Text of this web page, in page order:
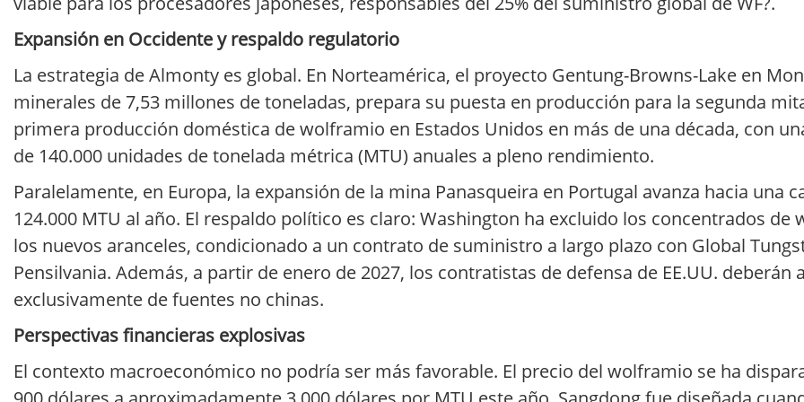
Expansión en Occidente y respaldo regulatorio
La estrategia de Almonty es global. En Norteamérica, el proyecto Gentung-Browns-Lake en
minerales de 7,53 millones de toneladas, prepara su puesta en producción para la segunda
primera producción doméstica de wolframio en Estados Unidos en más de una década, con
de 140.000 unidades de tonelada métrica (MTU) anuales a pleno rendimiento.
Paralelamente, en Europa, la expansión de la mina Panasqueira en Portugal avanza hacia una
124.000 MTU al año. El respaldo político es claro: Washington ha excluido los concentrados
los nuevos aranceles, condicionado a un contrato de suministro a largo plazo con Global
Pensilvania. Además, a partir de enero de 2027, los contratistas de defensa de EE.UU. deberán
exclusivamente de fuentes no chinas.
Perspectivas financieras explosivas
El contexto macroeconómico no podría ser más favorable. El precio del wolframio se ha